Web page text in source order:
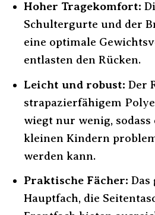
Hoher Tragekomfort:
Schultergurte und der
eine optimale
entlasten den Rücken.
Leicht und robust: Der
strapazierfähigem
wiegt nur wenig, sodass
kleinen Kindern
werden kann.
Praktische Fächer: Das
Hauptfach, die